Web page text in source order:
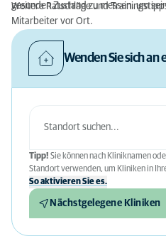
gesunden Zustand zu messen, um
Weitere Ratschläge und
Mitarbeiter vor Ort.
Wenden Sie sich an
Tipp! Sie können nach Kliniknamen
Standort verwenden, um Kliniken in
So aktivieren Sie es.
Nächstgelegene Kliniken